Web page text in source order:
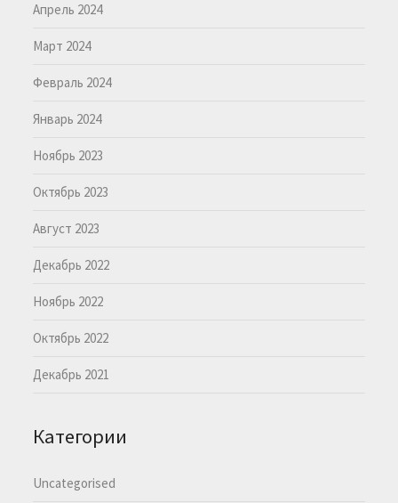
Апрель 2024
Март 2024
Февраль 2024
Январь 2024
Ноябрь 2023
Октябрь 2023
Август 2023
Декабрь 2022
Ноябрь 2022
Октябрь 2022
Декабрь 2021
Категории
Uncategorised